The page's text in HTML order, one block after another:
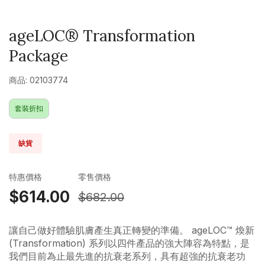
ageLOC® Transformation
Package
商品: 02103774
套裝折扣
缺貨
特惠價格
$614.00
零售價格
$682.00
讓自己做好體驗肌膚產生真正轉變的準備。 ageLOC™ 煥新
(Transformation) 系列以四件產品的強大陣容為特點，是
我們目前為止最先進的抗衰老系列，具有超強的抗衰老功